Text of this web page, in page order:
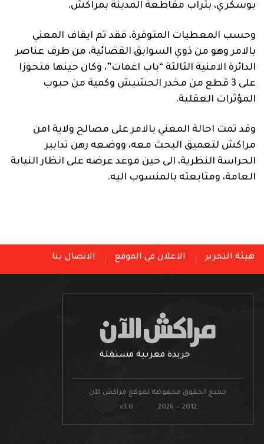
بوسكري، بتراب مقاطعة المدينة بمراكش.
وحسب المعطيات المتوفرة، فقد تم ايقاف المعني
بالامر وهو من ذوي السوابق القضائية، من طرف عناصر
الدائرة الامنية الثالثة “باب اغمات”، وكان حينها متحوزا
على 3 قطع من مخدر الحشيش وكمية من حبوب
المؤثرات العقلية.
وقد تمت احالة المعني بالامر على مصالح ولاية امن
مراكش لتعميق البحث معه، ووضعه رهن تدابير
الحراسة النظرية، الى حين موعد عرضه على انظار النيابة
العامة، ومتابعته بالمنسوب اليه.
هيئة التحرير الاعلان في الموقع الاتصال بنا
جريدة مغربية مستقلة
جميع الحقوق محفوظة لموقع مراكش الآن
v3.0 2026 — 2012